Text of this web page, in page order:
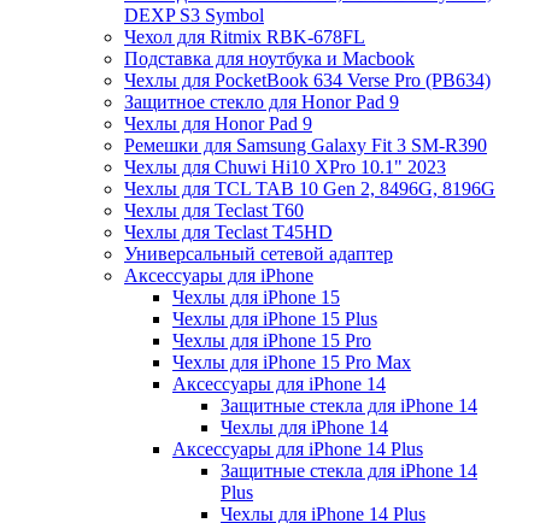
DEXP S3 Symbol
Чехол для Ritmix RBK-678FL
Подставка для ноутбука и Macbook
Чехлы для PocketBook 634 Verse Pro (PB634)
Защитное стекло для Honor Pad 9
Чехлы для Honor Pad 9
Ремешки для Samsung Galaxy Fit 3 SM-R390
Чехлы для Chuwi Hi10 XPro 10.1" 2023
Чехлы для TCL TAB 10 Gen 2, 8496G, 8196G
Чехлы для Teclast T60
Чехлы для Teclast T45HD
Универсальный сетевой адаптер
Аксессуары для iPhone
Чехлы для iPhone 15
Чехлы для iPhone 15 Plus
Чехлы для iPhone 15 Pro
Чехлы для iPhone 15 Pro Max
Аксессуары для iPhone 14
Защитные стекла для iPhone 14
Чехлы для iPhone 14
Аксессуары для iPhone 14 Plus
Защитные стекла для iPhone 14
Plus
Чехлы для iPhone 14 Plus